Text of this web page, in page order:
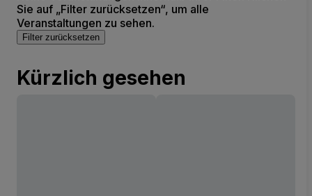
Sie auf „Filter zurücksetzen“, um alle
Veranstaltungen zu sehen.
Filter zurücksetzen
Kürzlich gesehen